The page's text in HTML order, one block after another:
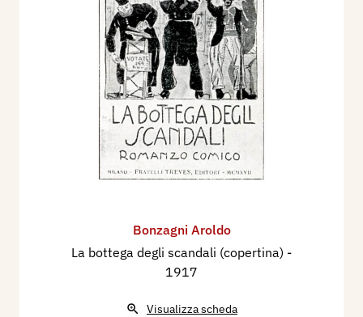
Bonzagni Aroldo
La bottega degli scandali (copertina) -
1917
Visualizza scheda